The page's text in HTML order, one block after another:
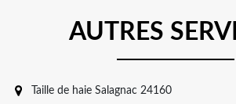
AUTRES
Taille de haie Salagnac 24160